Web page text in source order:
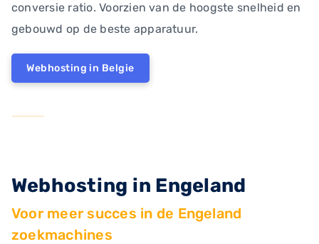
conversie ratio. Voorzien van de hoogste snelheid en
gebouwd op de beste apparatuur.
Webhosting in Belgie
Webhosting in Engeland
Voor meer succes in de Engeland
zoekmachines